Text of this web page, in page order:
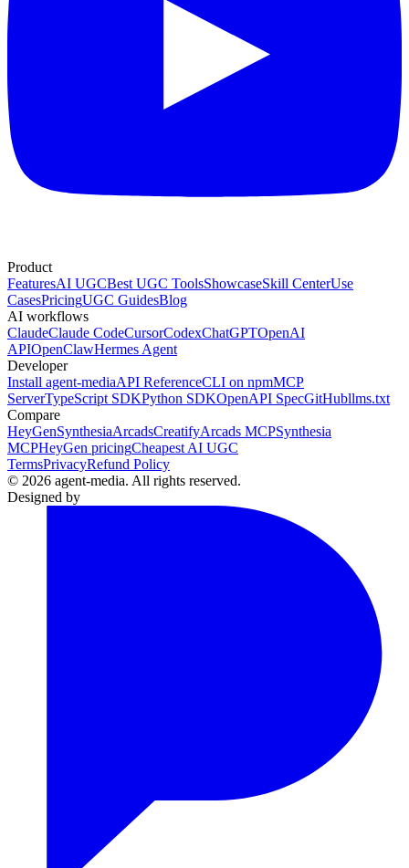
Product
FeaturesAI UGCBest UGC ToolsShowcaseSkill CenterUse
CasesPricingUGC GuidesBlog
AI workflows
ClaudeClaude CodeCursorCodexChatGPTOpenAI
APIOpenClawHermes Agent
Developer
Install agent-mediaAPI ReferenceCLI on npmMCP
ServerTypeScript SDKPython SDKOpenAPI SpecGitHubllms.txt
Compare
HeyGenSynthesiaArcadsCreatifyArcads MCPSynthesia
MCPHeyGen pricingCheapest AI UGC
TermsPrivacyRefund Policy
© 2026 agent-media. All rights reserved.
Designed by